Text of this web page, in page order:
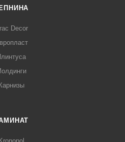
Decor
Карнизы